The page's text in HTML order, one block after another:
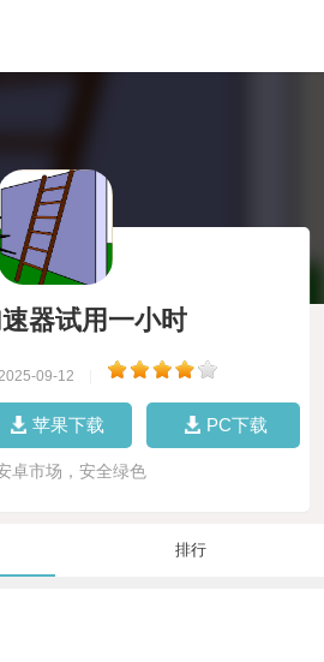
器试用一小时
09-12
苹果下载 PC下载
卓市场，安全绿色
排行